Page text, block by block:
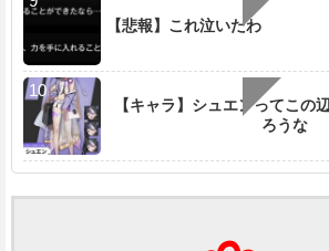
【悲報】これ泣いたわ
【キャラ】シュエンってこの
ろうな